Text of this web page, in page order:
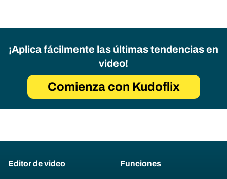
¡Aplica fácilmente las últimas tendencias en
video!
Comienza con Kudoflix
Editor de video Funciones